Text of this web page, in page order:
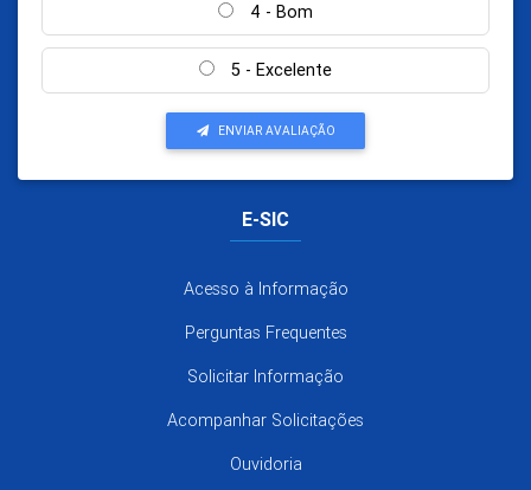
4 - Bom
5 - Excelente
ENVIAR AVALIAÇÃO
E-SIC
Acesso à Informação
Perguntas Frequentes
Solicitar Informação
Acompanhar Solicitações
Ouvidoria